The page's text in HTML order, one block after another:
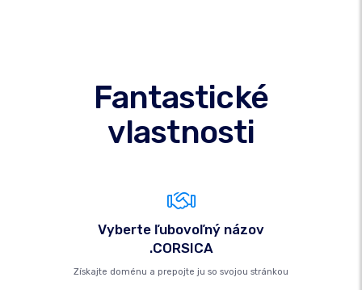
Fantastické
vlastnosti
Vyberte ľubovoľný názov
.CORSICA
Získajte doménu a prepojte ju so svojou stránkou